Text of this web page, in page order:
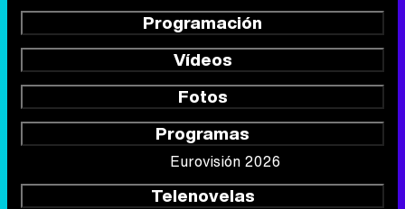
Programación
Vídeos
Fotos
Programas
Eurovisión 2026
Telenovelas